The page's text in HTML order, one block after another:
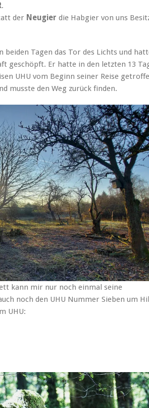
.
der Neugier die Habgier von uns
Tagen das Tor des Lichts und
geschöpft. Er hatte in den letzten 13
UHU vom Beginn seiner Reise
musste den Weg zurück finden.
kann mir nur noch einmal seine
noch den UHU Nummer Sieben um
UHU: